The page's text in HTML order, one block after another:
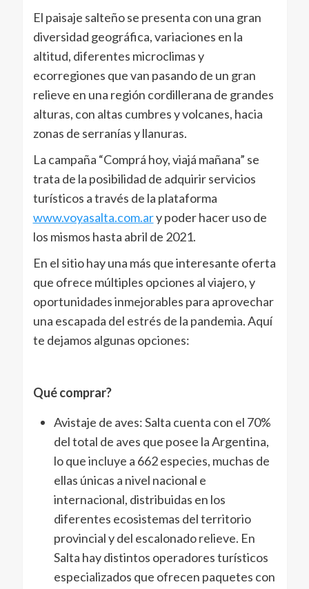
El paisaje salteño se presenta con una gran
diversidad geográfica, variaciones en la
altitud, diferentes microclimas y
ecorregiones que van pasando de un gran
relieve en una región cordillerana de grandes
alturas, con altas cumbres y volcanes, hacia
zonas de serranías y llanuras.
La campaña “Comprá hoy, viajá mañana” se
trata de la posibilidad de adquirir servicios
turísticos a través de la plataforma
www.voyasalta.com.ary poder hacer uso de
los mismos hasta abril de 2021.
En el sitio hay una más que interesante oferta
que ofrece múltiples opciones al viajero, y
oportunidades inmejorables para aprovechar
una escapada del estrés de la pandemia. Aquí
te dejamos algunas opciones:
Qué comprar?
Avistaje de aves: Salta cuenta con el 70%
del total de aves que posee la Argentina,
lo que incluye a 662 especies, muchas de
ellas únicas a nivel nacional e
internacional, distribuidas en los
diferentes ecosistemas del territorio
provincial y del escalonado relieve. En
Salta hay distintos operadores turísticos
especializados que ofrecen paquetes con